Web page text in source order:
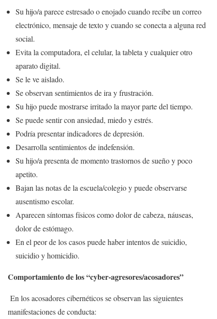
Su hijo/a parece estresado o enojado cuando recibe un correo
electrónico, mensaje de texto y cuando se conecta a alguna red
social.
Evita la computadora, el celular, la tableta y cualquier otro
aparato digital.
Se le ve aislado.
Se observan sentimientos de ira y frustración.
Su hijo puede mostrarse irritado la mayor parte del tiempo.
Se puede sentir con ansiedad, miedo y estrés.
Podría presentar indicadores de depresión.
Desarrolla sentimientos de indefensión.
Su hijo/a presenta de momento trastornos de sueño y poco
apetito.
Bajan las notas de la escuela/colegio y puede observarse
ausentismo escolar.
Aparecen síntomas físicos como dolor de cabeza, náuseas,
dolor de estómago.
En el peor de los casos puede haber intentos de suicidio,
suicidio y homicidio.
Comportamiento de los “cyber-agresores/acosadores”
En los acosadores cibernéticos se observan las siguientes
manifestaciones de conducta: